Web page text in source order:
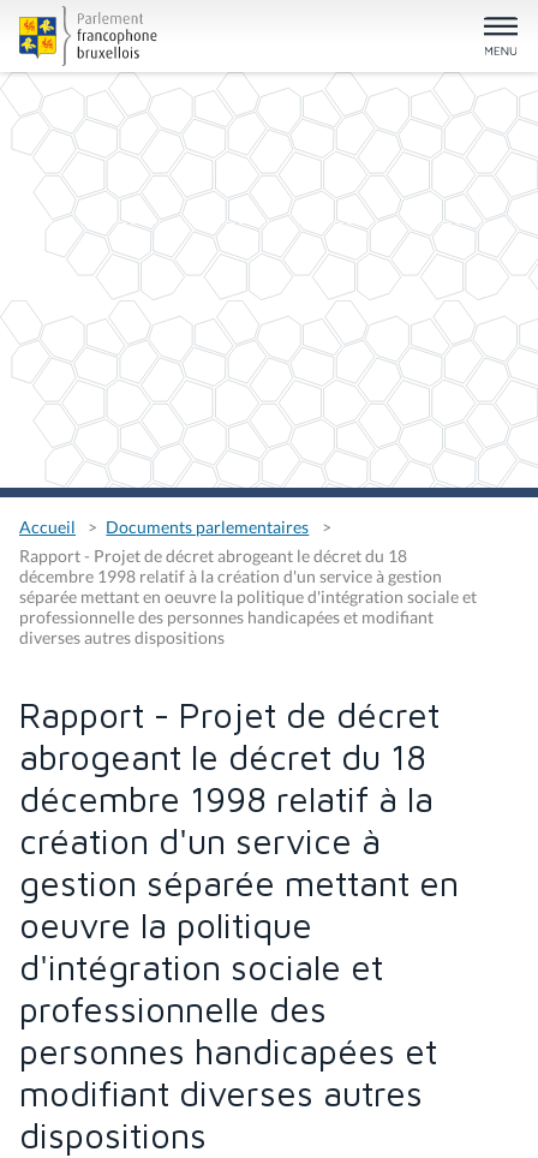
Accueil
Documents parlementaires
Rapport - Projet de décret abrogeant le décret du 18
décembre 1998 relatif à la création d'un service à gestion
séparée mettant en oeuvre la politique d'intégration sociale et
professionnelle des personnes handicapées et modifiant
diverses autres dispositions
Rapport - Projet de décret
abrogeant le décret du 18
décembre 1998 relatif à la
création d'un service à
gestion séparée mettant en
oeuvre la politique
d'intégration sociale et
professionnelle des
personnes handicapées et
modifiant diverses autres
dispositions